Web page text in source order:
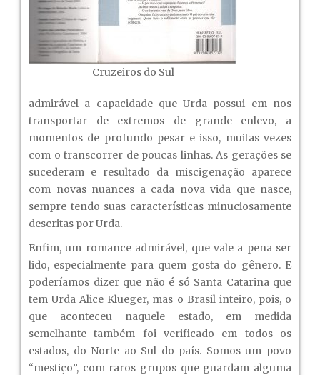
Cruzeiros do Sul
admirável a capacidade que Urda possui em nos
transportar de extremos de grande enlevo, a
momentos de profundo pesar e isso, muitas vezes
com o transcorrer de poucas linhas. As gerações se
sucederam e resultado da miscigenação aparece
com novas nuances a cada nova vida que nasce,
sempre tendo suas características minuciosamente
descritas por Urda.
Enfim, um romance admirável, que vale a pena ser
lido, especialmente para quem gosta do gênero. E
poderíamos dizer que não é só Santa Catarina que
tem Urda Alice Klueger, mas o Brasil inteiro, pois, o
que aconteceu naquele estado, em medida
semelhante também foi verificado em todos os
estados, do Norte ao Sul do país. Somos um povo
“mestiço”, com raros grupos que guardam alguma